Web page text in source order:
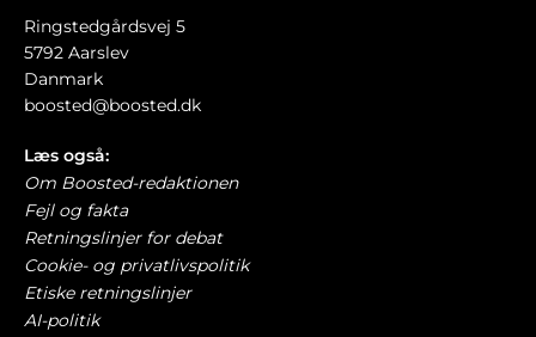
Ringstedgårdsvej 5
5792 Aarslev
Danmark
boosted@boosted.dk
Læs også:
Om Boosted-redaktionen
Fejl og fakta
Retningslinjer for debat
Cookie- og privatlivspolitik
Etiske retningslinjer
AI-politik